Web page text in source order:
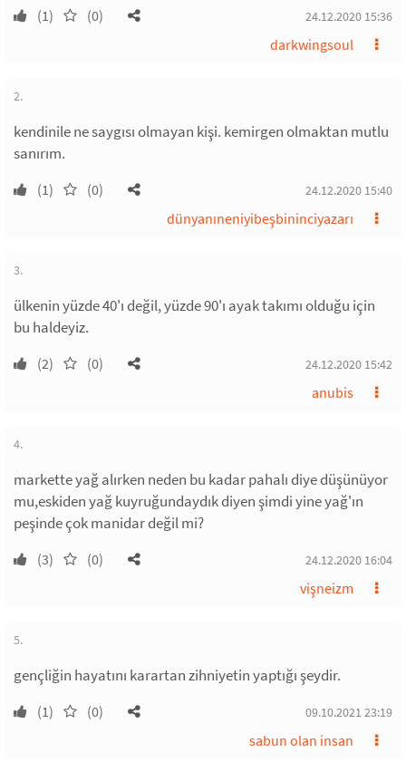
(1) (0) 24.12.2020 15:36
darkwingsoul
2.
kendinile ne saygısı olmayan kişi. kemirgen olmaktan mutlu
sanırım.
(1) (0) 24.12.2020 15:40
dünyanıneniyibeşbininciyazarı
3.
ülkenin yüzde 40'ı değil, yüzde 90'ı ayak takımı olduğu için
bu haldeyiz.
(2) (0) 24.12.2020 15:42
anubis
4.
markette yağ alırken neden bu kadar pahalı diye düşünüyor
mu,eskiden yağ kuyruğundaydık diyen şimdi yine yağ'ın
peşinde çok manidar değil mi?
(3) (0) 24.12.2020 16:04
vişneizm
5.
gençliğin hayatını karartan zihniyetin yaptığı şeydir.
(1) (0) 09.10.2021 23:19
sabun olan insan